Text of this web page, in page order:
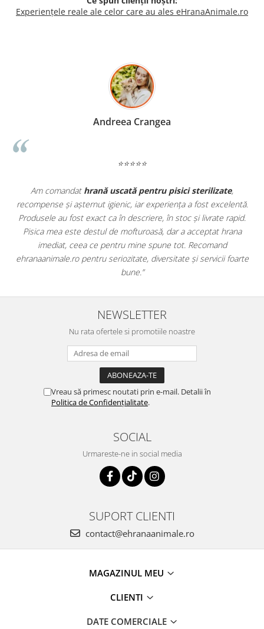
Experiențele reale ale celor care au ales eHranaAnimale.ro
rapid.
foarte
Madalina Stancea
⭐⭐⭐⭐⭐
Apreciez foarte mult faptul că peehranaanimale.ro
doar hrană, ci și produse dinfarmacia veterinară
antiparazitare, suplimente și soluții de îngrijire. Este foarte
comod să pot comanda tot ce am nevoie pentru animalul
dintr-un singur loc. Livrarea a fost rapidă, iar produsele au
originale și în termen. Magazin serios, bine organizat și foarte
pentru orice stăpân de animale.
NEWSLETTER
Nu rata ofertele si promotiile noastre
Vreau să primesc noutati prin e-mail. Detalii în
Politica de Confidențialitate.
SOCIAL
Urmareste-ne in social media
SUPORT CLIENTI
contact@ehranaanimale.ro
MAGAZINUL MEU
CLIENTI
DATE COMERCIALE